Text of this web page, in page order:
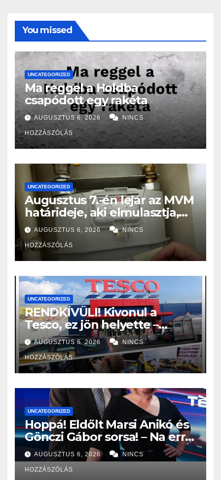
You missed
UNCATEGORIZED
Ma reggel a Holdba
csapódott egy rakéta
AUGUSZTUS 6, 2026 NINCS
HOZZÁSZÓLÁS
UNCATEGORIZED
Augusztus 7.-én lejár az MVM
határideje, aki elmulasztja,
nagy bajba kerülhet!
AUGUSZTUS 6, 2026 NINCS
HOZZÁSZÓLÁS
UNCATEGORIZED
RENDKÍVÜLI! Kivonul a
Tesco, ez jön helyette –
Hatalmas a felháborodás az
országban:
AUGUSZTUS 6, 2026 NINCS
HOZZÁSZÓLÁS
UNCATEGORIZED
Hoppá! Eldőlt Marsi Anikó és
Gönczi Gábor sorsa! – Na erre
senki, de tényleg senki nem
volt felkészülve: – EZ vár
rájuk:
AUGUSZTUS 6, 2026 NINCS
HOZZÁSZÓLÁS